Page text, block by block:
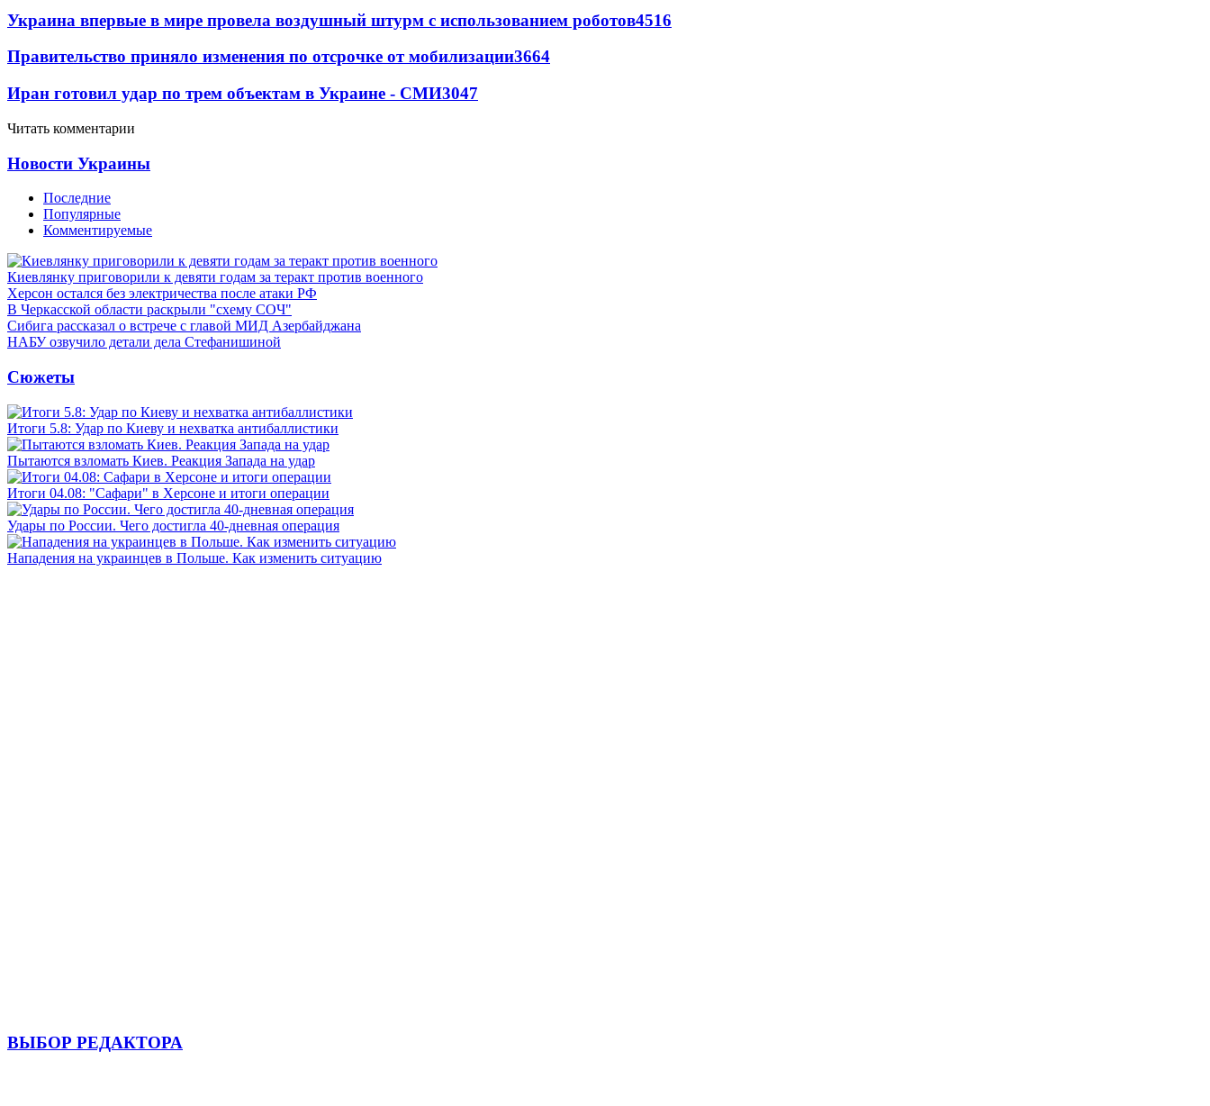
Украина впервые в мире провела воздушный штурм с использованием роботов4516
Правительство приняло изменения по отсрочке от мобилизации3664
Иран готовил удар по трем объектам в Украине - СМИ3047
Читать комментарии
Новости Украины
Последние
Популярные
Комментируемые
Киевлянку приговорили к девяти годам за теракт против военного
Херсон остался без электричества после атаки РФ
В Черкасской области раскрыли "схему СОЧ"
Сибига рассказал о встрече с главой МИД Азербайджана
НАБУ озвучило детали дела Стефанишиной
Сюжеты
Итоги 5.8: Удар по Киеву и нехватка антибаллистики
Пытаются взломать Киев. Реакция Запада на удар
Итоги 04.08: "Сафари" в Херсоне и итоги операции
Удары по России. Чего достигла 40-дневная операция
Нападения на украинцев в Польше. Как изменить ситуацию
ВЫБОР РЕДАКТОРА